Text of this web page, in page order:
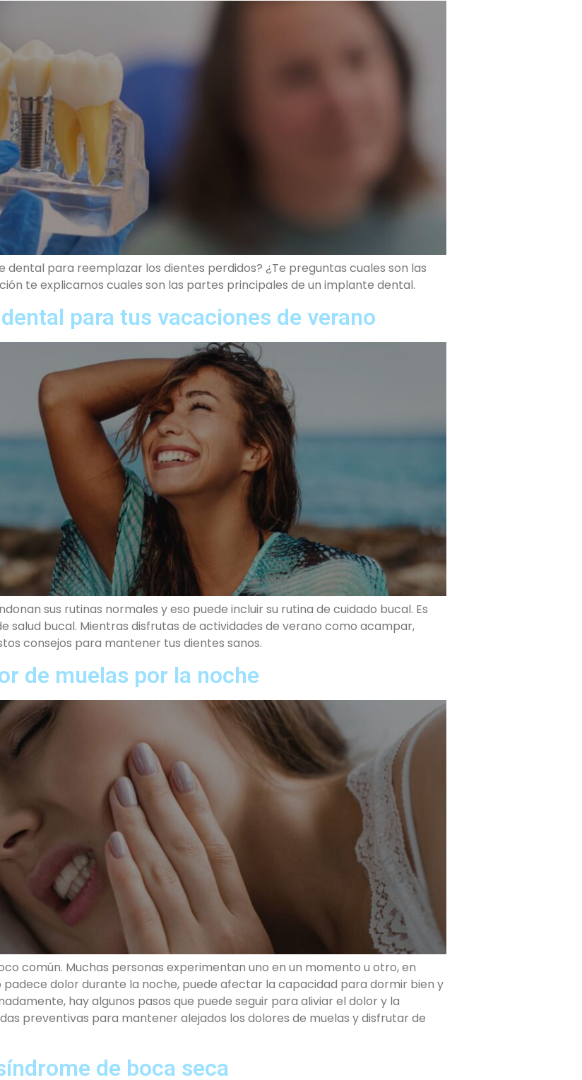
para reemplazar los dientes perdidos? ¿Te preguntas cuales son las
te explicamos cuales son las partes principales de un implante dental.
para tus vacaciones de verano
sus rutinas normales y eso puede incluir su rutina de cuidado bucal. Es
salud bucal. Mientras disfrutas de actividades de verano como acampar,
consejos para mantener tus dientes sanos.
de muelas por la noche
común. Muchas personas experimentan uno en un momento u otro, en
padece dolor durante la noche, puede afectar la capacidad para dormir bien y
hay algunos pasos que puede seguir para aliviar el dolor y la
preventivas para mantener alejados los dolores de muelas y disfrutar de
de boca seca